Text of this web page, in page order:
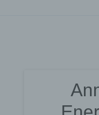
verwendete
von welcher ein